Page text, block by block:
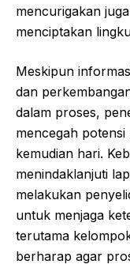
mencurigakan
menciptakan
Meskipun
dan
dalam proses,
mencegah
kemudian hari.
menindaklanjuti
melakukan
untuk menjaga
terutama
berharap agar